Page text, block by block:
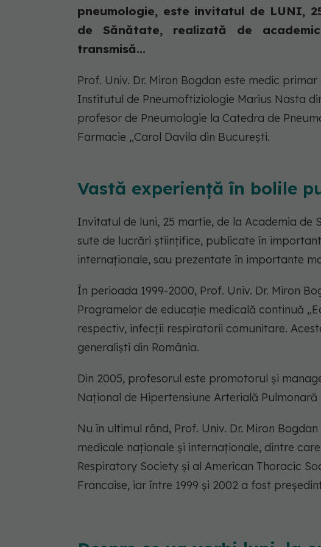
pneumologie, este invitatul de LUNI,
de Sănătate, realizată de
transmisă...
Prof. Univ. Dr. Miron Bogdan este medic
Institutul de Pneumoftiziologie Marius Nasta
profesor de Pneumologie la Catedra de
Farmacie „Carol Davila din București.
Vastă experiență în bolile
Invitatul de luni, 25 martie, de la Academia
sute de lucrări științifice, publicate în
internaționale, sau prezentate în importante
În perioada 1999-2000, Prof. Univ. Dr. Miron
Programelor de educație medicală continuă
respectiv, infecții respiratorii comunitare.
generaliști din România.
Din 2005, profesorul este promotorul și
Național de Hipertensiune Arterială Pulmonară
Nu în ultimul rând, Prof. Univ. Dr. Miron
medicale naționale și internaționale, dintre
Respiratory Society și al American Thoracic
Francaise, iar între 1999 și 2002 a fost